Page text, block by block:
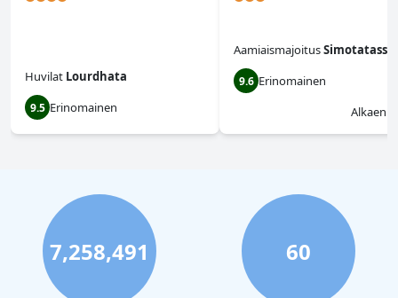
Huvilat Lourdhata
9.5 Erinomainen
AamiaismajoitusSimotatassa
9.6 Erinomainen
Alkaen
7,258,491 60